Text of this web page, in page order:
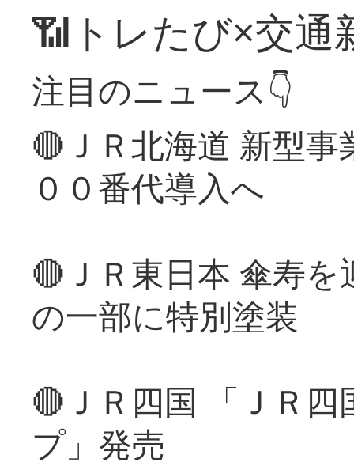
📶トレたび×交通
注目のニュース👇
🔴ＪＲ北海道 新型
００番代導入へ
🔴ＪＲ東日本 傘寿
の一部に特別塗装
🔴ＪＲ四国 「ＪＲ
プ」発売